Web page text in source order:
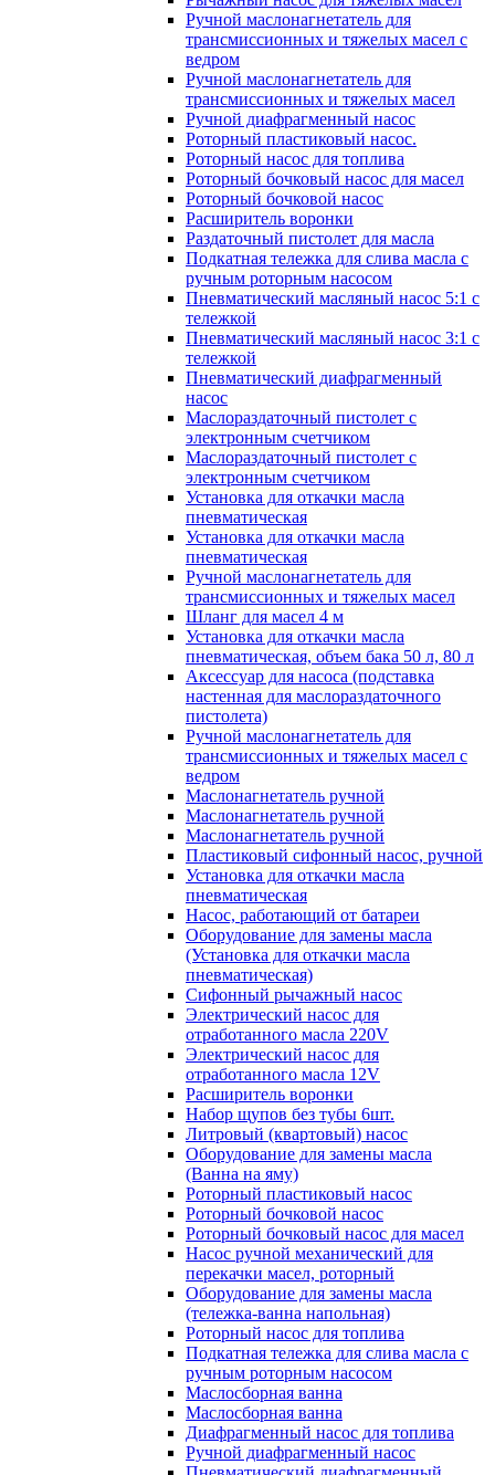
Ручной маслонагнетатель для
трансмиссионных и тяжелых масел с
ведром
Ручной маслонагнетатель для
трансмиссионных и тяжелых масел
Ручной диафрагменный насос
Роторный пластиковый насос.
Роторный насос для топлива
Роторный бочковый насос для масел
Роторный бочковой насос
Расширитель воронки
Раздаточный пистолет для масла
Подкатная тележка для слива масла с
ручным роторным насосом
Пневматический масляный насос 5:1 с
тележкой
Пневматический масляный насос 3:1 с
тележкой
Пневматический диафрагменный
насос
Маслораздаточный пистолет с
электронным счетчиком
Маслораздаточный пистолет с
электронным счетчиком
Установка для откачки масла
пневматическая
Установка для откачки масла
пневматическая
Ручной маслонагнетатель для
трансмиссионных и тяжелых масел
Шланг для масел 4 м
Установка для откачки масла
пневматическая, объем бака 50 л, 80 л
Аксессуар для насоса (подставка
настенная для маслораздаточного
пистолета)
Ручной маслонагнетатель для
трансмиссионных и тяжелых масел с
ведром
Маслонагнетатель ручной
Маслонагнетатель ручной
Маслонагнетатель ручной
Пластиковый сифонный насос, ручной
Установка для откачки масла
пневматическая
Насос, работающий от батареи
Оборудование для замены масла
(Установка для откачки масла
пневматическая)
Сифонный рычажный насос
Электрический насос для
отработанного масла 220V
Электрический насос для
отработанного масла 12V
Расширитель воронки
Набор щупов без тубы 6шт.
Литровый (квартовый) насос
Оборудование для замены масла
(Ванна на яму)
Роторный пластиковый насос
Роторный бочковой насос
Роторный бочковый насос для масел
Насос ручной механический для
перекачки масел, роторный
Оборудование для замены масла
(тележка-ванна напольная)
Роторный насос для топлива
Подкатная тележка для слива масла с
ручным роторным насосом
Маслосборная ванна
Маслосборная ванна
Диафрагменный насос для топлива
Ручной диафрагменный насос